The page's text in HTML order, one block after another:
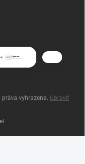
práva vyhrazena. Upravit